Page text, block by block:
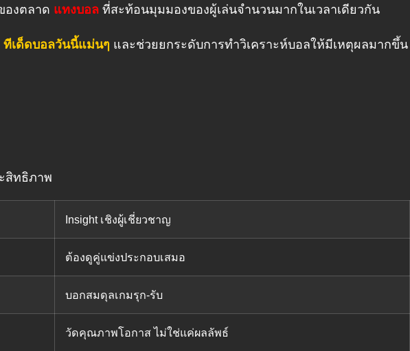
องตลาด แทงบอล ที่สะท้อนมุมมองของผู้เล่นจำนวนมากในเวลาเดียวกัน
ทีเด็ดบอลวันนี้แม่นๆ และช่วยยกระดับการทำวิเคราะห์บอลให้มีเหตุผลมากขึ้น
สิทธิภาพ
Insight เชิงผู้เชี่ยวชาญ
ต้องดูคู่แข่งประกอบเสมอ
บอกสมดุลเกมรุก-รับ
วัดคุณภาพโอกาส ไม่ใช่แค่ผลลัพธ์